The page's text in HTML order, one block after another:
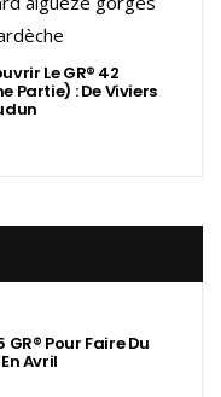
Le GR® 42
Partie) : De Viviers
GR® Pour Faire Du
Avril